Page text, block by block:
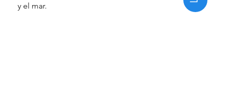
y el mar.